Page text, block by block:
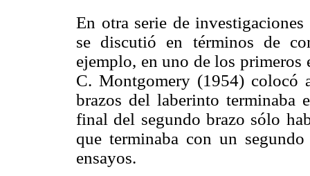
En otra serie de
se discutió en términos de
ejemplo, en uno de los
C. Montgomery (1954) colocó
brazos del laberinto terminaba
final del segundo brazo sólo
que terminaba con un
ensayos.